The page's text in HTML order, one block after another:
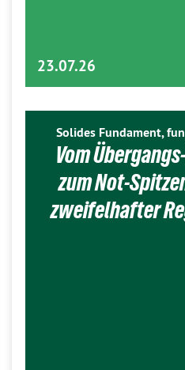
23.07.26
Solides Fundament,
Vom
zum Not-
zweifelhafter